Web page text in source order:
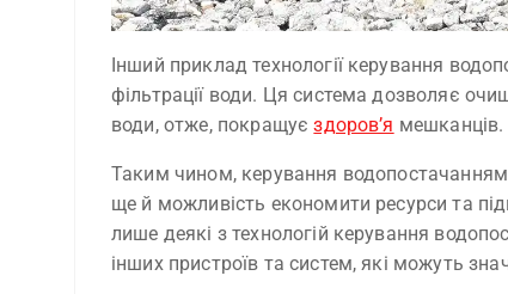
Інший приклад технології керування
фільтрації води. Ця система дозволяє
води, отже, покращуєздоров’я мешканців.
Таким чином, керування
ще й можливість економити ресурси та
лише деякі з технологій керування
інших пристроїв та систем, які можуть